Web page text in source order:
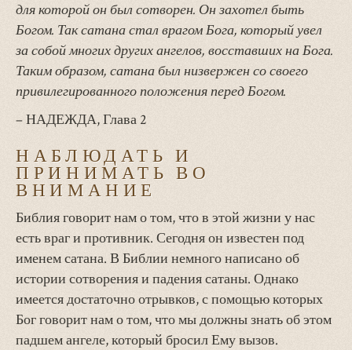
для которой он был сотворен. Он захотел быть
Богом. Так сатана стал врагом Бога, который увел
за собой многих других ангелов, восставших на Бога.
Таким образом, сатана был низвержен со своего
привилегированного положения перед Богом.
– НАДЕЖДА, Глава 2
НАБЛЮДАТЬ И
ПРИНИМАТЬ ВО
ВНИМАНИЕ
Библия говорит нам о том, что в этой жизни у нас
есть враг и противник. Сегодня он известен под
именем сатана. В Библии немного написано об
истории сотворения и падения сатаны. Однако
имеется достаточно отрывков, с помощью которых
Бог говорит нам о том, что мы должны знать об этом
падшем ангеле, который бросил Ему вызов.